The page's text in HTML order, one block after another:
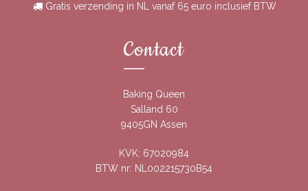
Gratis verzending in NL vanaf 65 euro inclusief BTW
Contact
Baking Queen
Salland 60
9405GN Assen
KVK: 67020984
BTW nr: NL002215730B54